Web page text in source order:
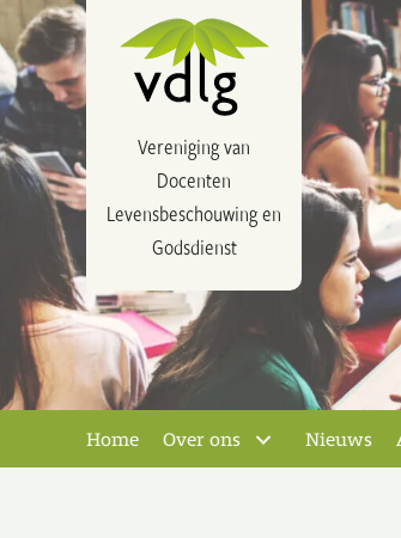
Vereniging van
Docenten
Levensbeschouwing en
Godsdienst
Home Over ons Nieuws